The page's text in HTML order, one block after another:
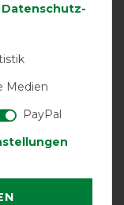
500ml
Daten­schutz­
Medien
PayPal